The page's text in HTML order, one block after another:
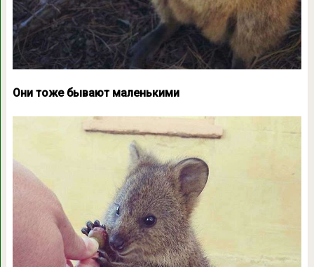
Они тоже бывают маленькими